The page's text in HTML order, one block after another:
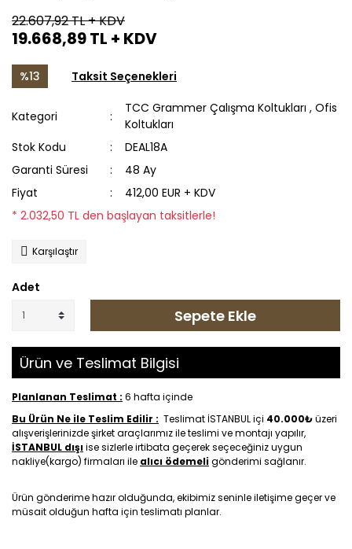
22.607,92 TL+ KDV
19.668,89 TL + KDV
%13 Taksit Seçenekleri
Kategori
TCC Grammer Çalışma Koltukları ,Ofis
Koltukları
Stok Kodu
DEAL18A
Garanti Süresi
48 Ay
Fiyat
412,00 EUR + KDV
* 2.032,50 TL den başlayan taksitlerle!
Karşılaştır
Adet
Sepete Ekle
Ürün ve Teslimat Bilgisi
Planlanan Teslimat : 6 hafta içinde
Bu Ürün Ne ile Teslim Edilir : Teslimat İSTANBUL içi 40.000₺üzeri
alışverişlerinizde şirket araçlarımız ile teslimi ve montajı yapılır,
İSTANBUL dışıise sizlerle irtibata geçerek seçeceğiniz uygun
nakliye(kargo) firmaları ile alıcı ödemeligönderimi sağlanır.
Ürün gönderime hazır olduğunda, ekibimiz seninle iletişime geçer ve
müsait olduğun hafta için teslimatı planlar.